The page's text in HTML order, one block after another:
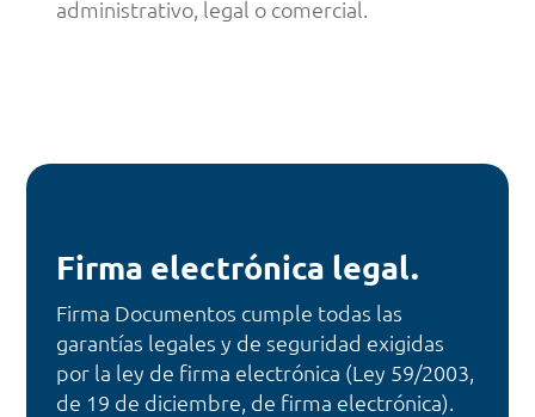
administrativo, legal o comercial.
Firma electrónica legal.
Firma Documentos cumple todas las
garantías legales y de seguridad exigidas
por la ley de firma electrónica (Ley 59/2003,
de 19 de diciembre, de firma electrónica).